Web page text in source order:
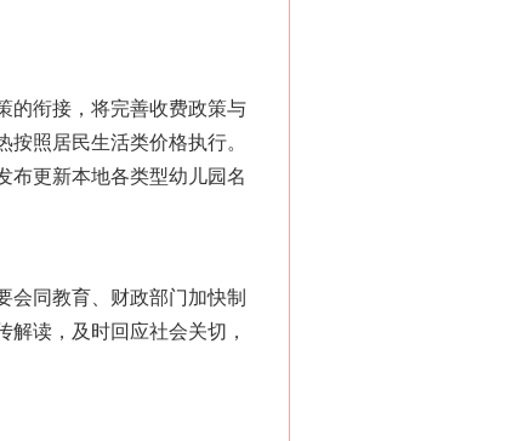
的衔接，将完善收费政策与
照居民生活类价格执行。
布更新本地各类型幼儿园名
同教育、财政部门加快制
解读，及时回应社会关切，